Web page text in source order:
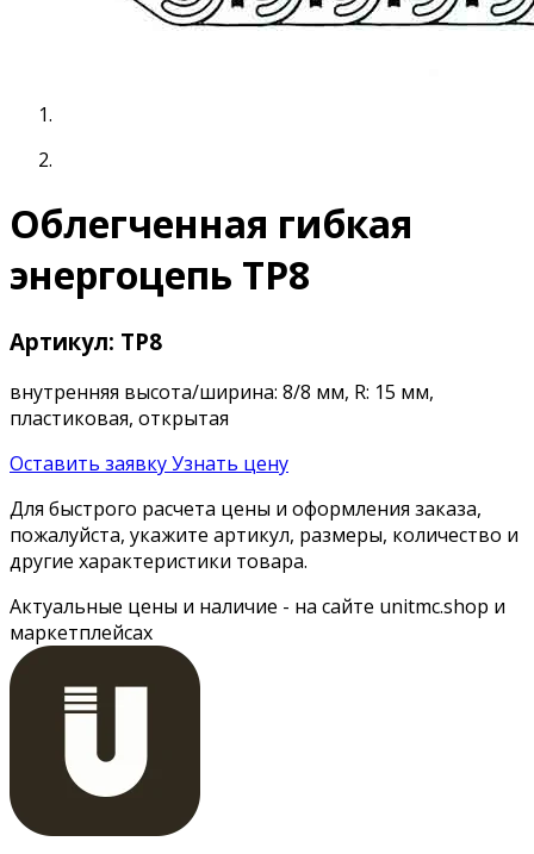
Облегченная гибкая
энергоцепь TP8
Артикул: TP8
внутренняя высота/ширина: 8/8 мм, R: 15 мм,
пластиковая, открытая
Оставить заявкуУзнать цену
Для быстрого расчета цены и оформления заказа,
пожалуйста, укажите артикул, размеры, количество и
другие характеристики товара.
Актуальные цены и наличие - на сайте unitmc.shop и
маркетплейсах